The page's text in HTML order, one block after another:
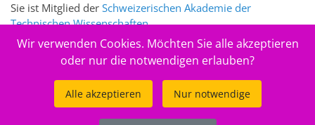
Sie ist Mitglied der Schweizerischen Akademie der
Technischen Wissenschaften.
Sie ist zudem Mitglied des Schweizer Portalswww.sciences-
Wir verwenden Cookies. Möchten Sie alle akzeptieren
oder nur die notwendigen erlauben?
Alle akzeptieren Nur notwendige